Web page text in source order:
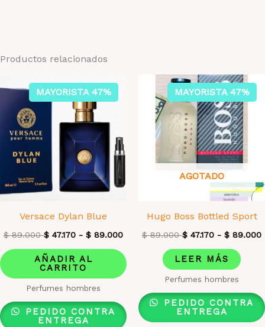
Productos relacionados
MAYORISTA 47%
Versace Dylan Blue
$89.000 $ 47.170 - $ 89.000
AÑADIR AL
CARRITO
Perfumes hombres
PEDIDO CONTRA
ENTREGA
MAYORISTA 47%
AGOTADO
Hugo Boss Bottled Sport
$89.000 $ 47.170 - $ 89.000
LEER MÁS
Perfumes hombres
PEDIDO CONTRA
ENTREGA